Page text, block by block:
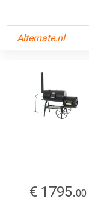
Alternate.nl
€ 1795.00